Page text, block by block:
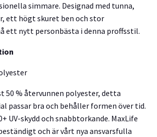
simmare. Designad med tunna,
ett högt skuret ben och stor
ett nytt personbästa i denna proffsstil.
50 % återvunnen polyester, detta
passar bra och behåller formen över tid.
UV-skydd och snabbtorkande. MaxLife
och är vårt nya ansvarsfulla